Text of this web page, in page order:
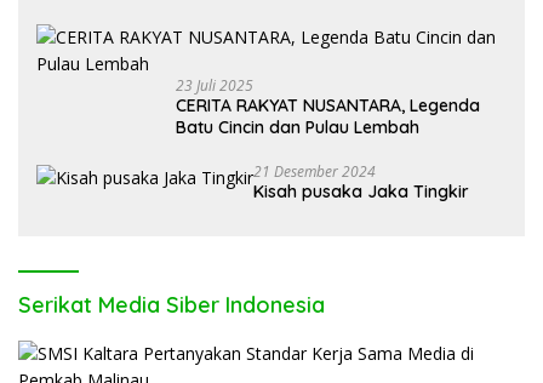
23 Juli 2025
CERITA RAKYAT NUSANTARA, Legenda
Batu Cincin dan Pulau Lembah
21 Desember 2024
Kisah pusaka Jaka Tingkir
Serikat Media Siber Indonesia